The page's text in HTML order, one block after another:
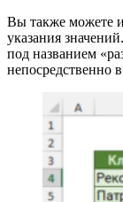
Вы также можете
указания
под названием
непосредственно